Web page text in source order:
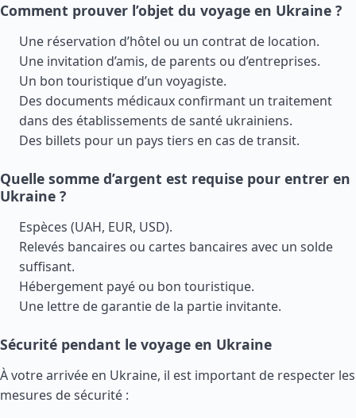
Comment prouver l’objet du voyage en Ukraine ?
Une réservation d’hôtel ou un contrat de location.
Une invitation d’amis, de parents ou d’entreprises.
Un bon touristique d’un voyagiste.
Des documents médicaux confirmant un traitement
dans des établissements de santé ukrainiens.
Des billets pour un pays tiers en cas de transit.
Quelle somme d’argent est requise pour entrer en
Ukraine ?
Espèces (UAH, EUR, USD).
Relevés bancaires ou cartes bancaires avec un solde
suffisant.
Hébergement payé ou bon touristique.
Une lettre de garantie de la partie invitante.
Sécurité pendant le voyage en Ukraine
À votre arrivée en Ukraine, il est important de respecter les
mesures de sécurité :